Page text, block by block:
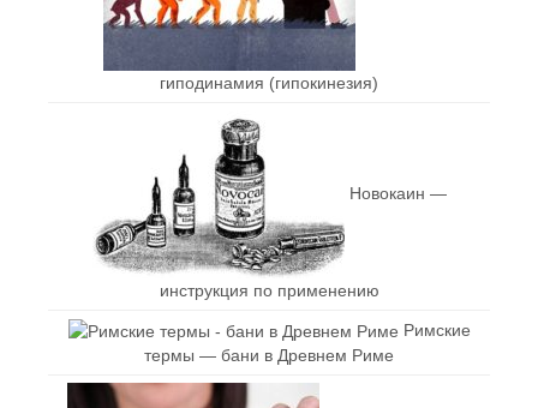
гиподинамия (гипокинезия)
Новокаин —
инструкция по применению
Римские
термы — бани в Древнем Риме